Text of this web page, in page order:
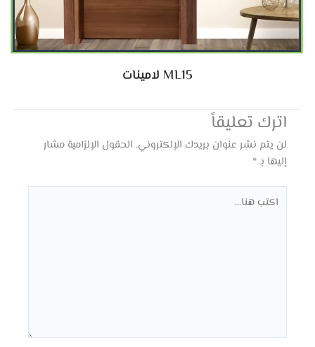
ML15 لامينات
اترك تعليقاً
لن يتم نشر عنوان بريدك الإلكتروني. الحقول الإلزامية مشار
إليها بـ*
هنا...